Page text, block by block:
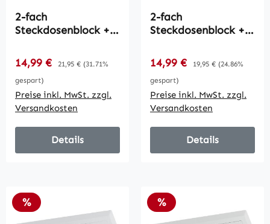
2-fach
Steckdosenblock +
250V~/ 16A,
Aufbaumontage,
USB 3,1A
Verkaufspreis:
14,99 € Regulärer Preis:
21,95 € (31.71%
gespart)
Preise inkl. MwSt. zzgl.
Versandkosten
Details
2-fach
Steckdosenblock +
250V~/ 16A,
Aufbaumontage,
USB 3,1A
Verkaufspreis:
14,99 € Regulärer Preis:
19,95 € (24.86%
gespart)
Preise inkl. MwSt. zzgl.
Versandkosten
Details
Rabatt
% Rabatt
%